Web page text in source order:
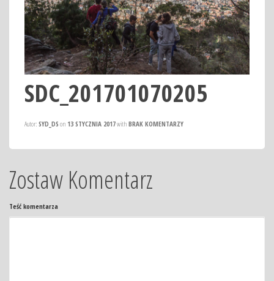
SDC_201701070205
Autor: SYD_DS on 13 STYCZNIA 2017with BRAK KOMENTARZY
Zostaw Komentarz
Teść komentarza